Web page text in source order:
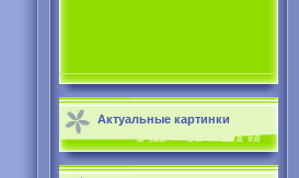
Актуальные картинки